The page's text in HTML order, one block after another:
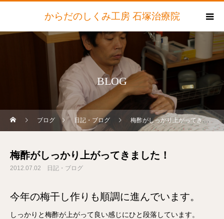
からだのしくみ工房 石塚治療院
BLOG
ブログ 日記・ブログ 梅酢がしっかり上がってきました！
梅酢がしっかり上がってきました！
2012.07.02 日記・ブログ
今年の梅干し作りも順調に進んでいます。
しっかりと梅酢が上がって良い感じにひと段落しています。